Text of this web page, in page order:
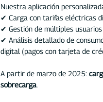
Nuestra aplicación
✔ Carga con tarifas eléctricas
✔ Gestión de múltiples usuarios
✔ Análisis detallado de
digital (pagos con tarjeta de
A partir de marzo de 2025:
sobrecarga.